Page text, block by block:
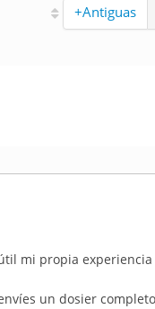
+Antiguas
mi propia
un dosier